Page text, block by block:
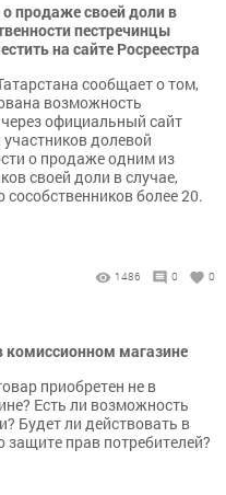
продаже своей доли в
пестречинцы
на сайте Росреестра
сообщает о том,
возможность
официальный сайт
участников долевой
о продаже одним из
своей доли в случае,
сособственников более 20.
1486 0 0
комиссионном магазине
приобретен не в
Есть ли возможность
Будет ли действовать в
защите прав потребителей?